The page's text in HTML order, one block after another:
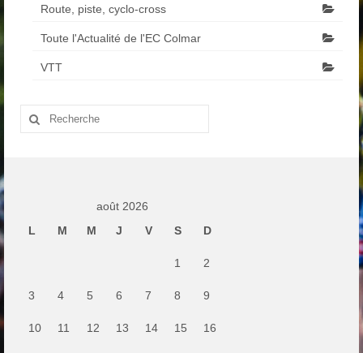
Route, piste, cyclo-cross
Toute l'Actualité de l'EC Colmar
VTT
Rechercher
août 2026
L
M M J V S D
1 2
3 4 5 6 7 8 9
10 11 12 13 14 15 16